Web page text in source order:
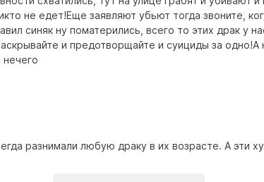
не едет!Еще заявляют убьют тогда звоните,
синяк ну поматерились, всего то этих драк у
и предотворщайте и суициды за одно!А
нечего
разнимали любую драку в их возрасте. А эти